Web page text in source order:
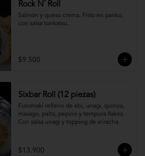
Rock N´ Roll
Salmón y queso crema. Frito en panko,
con salsa tonkatsu.
$9.500
Sixbar Roll (12 piezas)
Futomaki relleno de ebi, unagi, quínoa,
masago, palta, pepino y tempura flakes.
Con salsa unagi y topping de sriracha.
$13.900